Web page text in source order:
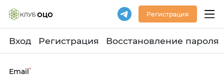
Регистрация
Вход Регистрация Восстановление пароля
Email*